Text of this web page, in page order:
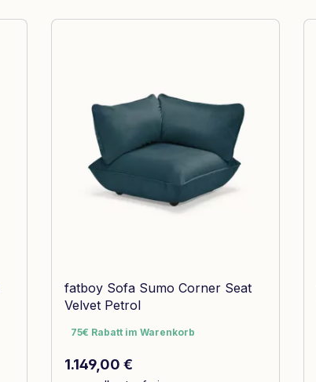
fatboy Sofa Sumo Corner Seat
Velvet Petrol
75€ Rabatt im Warenkorb
75€ Rabatt im Warenkorb
Regulärer Preis:
1.149,00 €